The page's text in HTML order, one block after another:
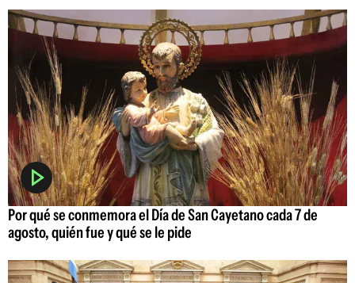
Por qué se conmemora el Día de San Cayetano cada 7 de
agosto, quién fue y qué se le pide